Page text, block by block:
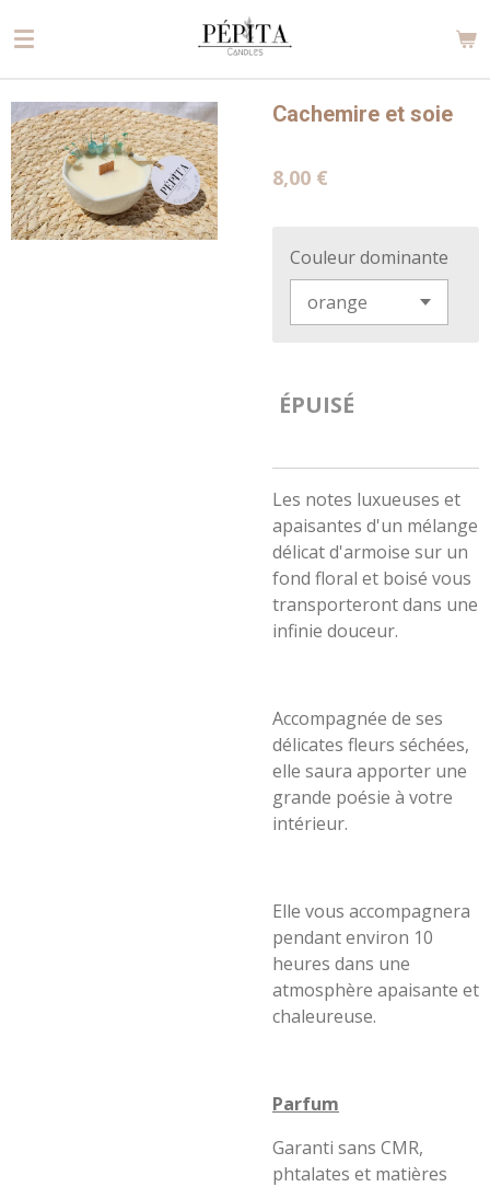
au
principal
Cachemire et soie
8,00 €
Couleur dominante
ÉPUISÉ
Les notes luxueuses et
apaisantes d'un mélange
délicat d'armoise sur un
fond floral et boisé vous
transporteront dans une
infinie douceur.
Accompagnée de ses
délicates fleurs séchées,
elle saura apporter une
grande poésie à votre
intérieur.
Elle vous accompagnera
pendant environ 10
heures dans une
atmosphère apaisante et
chaleureuse.
Parfum
Garanti sans CMR,
phtalates et matières